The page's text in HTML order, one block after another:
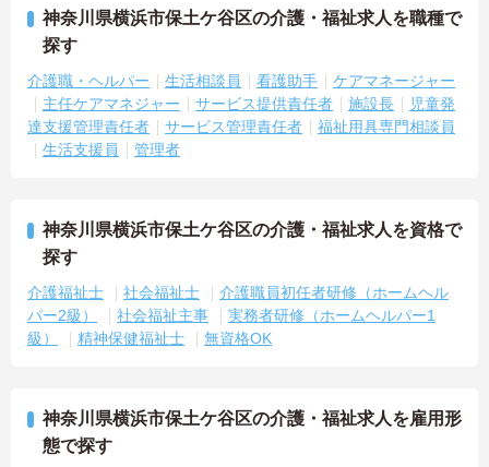
神奈川県横浜市保土ケ谷区の介護・福祉求人を職種で
探す
介護職・ヘルパー 生活相談員 看護助手
ケアマネージャー
主任ケアマネジャー
サービス提供責任者 施設長
児童発
達支援管理責任者
サービス管理責任者
福祉用具専門相談員
生活支援員
管理者
神奈川県横浜市保土ケ谷区の介護・福祉求人を資格で
探す
介護福祉士 社会福祉士
介護職員初任者研修（ホームヘル
パー2級）
社会福祉主事
実務者研修（ホームヘルパー1
級）
精神保健福祉士 無資格OK
神奈川県横浜市保土ケ谷区の介護・福祉求人を雇用形
態で探す